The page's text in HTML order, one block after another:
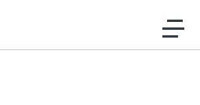
al contenido